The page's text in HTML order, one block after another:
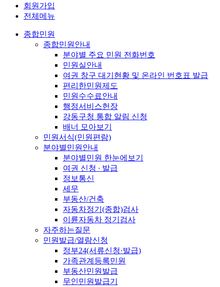
회원가입
전체메뉴
종합민원
종합민원안내
분야별 주요 민원 전화번호
민원실안내
여권 창구 대기현황 및 온라인 번호표 발급
편리한민원제도
민원수수료안내
행정서비스헌장
강동구청 통합 알림 신청
배너 모아보기
민원서식(민원편람)
분야별민원안내
분야별민원 한눈에보기
여권 신청 ∙ 발급
정보통신
세무
부동산/건축
자동차정기(종합)검사
이륜자동차 정기검사
자주하는질문
민원발급/열람신청
정부24(서류신청·발급)
가족관계등록민원
부동산민원발급
무인민원발급기